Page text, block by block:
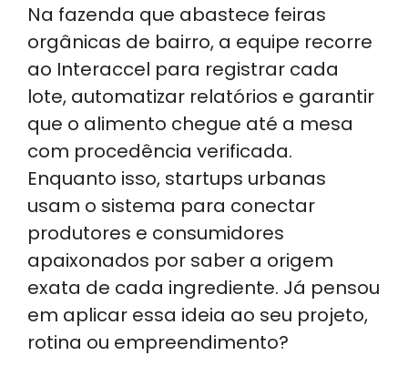
Na fazenda que abastece feiras
orgânicas de bairro, a equipe recorre
ao Interaccel para registrar cada
lote, automatizar relatórios e garantir
que o alimento chegue até a mesa
com procedência verificada.
Enquanto isso, startups urbanas
usam o sistema para conectar
produtores e consumidores
apaixonados por saber a origem
exata de cada ingrediente. Já pensou
em aplicar essa ideia ao seu projeto,
rotina ou empreendimento?